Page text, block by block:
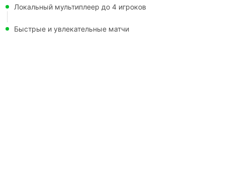
Локальный мультиплеер до 4 игроков
Быстрые и увлекательные матчи